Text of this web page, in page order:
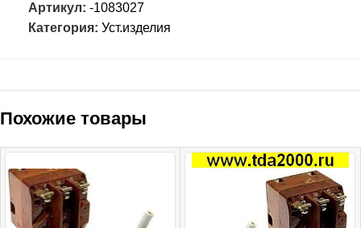
Артикул: -1083027
Категория: Уст.изделия
Похожие товары